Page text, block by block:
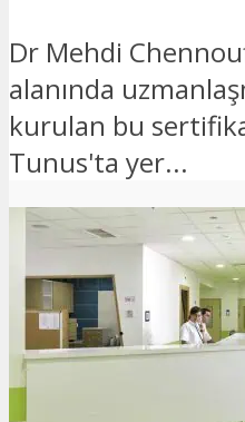
Dr Mehdi
alanında
kurulan bu
Tunus'ta yer...